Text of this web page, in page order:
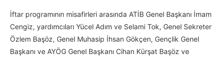
İftar programının misafirleri arasında ATİB Genel Başkanı İmam
Cengiz, yardımcıları Yücel Adım ve Selami Tok, Genel Sekreter
Özlem Başöz, Genel Muhasip İhsan Gökçen, Gençlik Genel
Başkanı ve AYÖG Genel Başkanı Cihan Kürşat Başöz ve